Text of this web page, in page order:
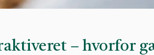
– hvorfor